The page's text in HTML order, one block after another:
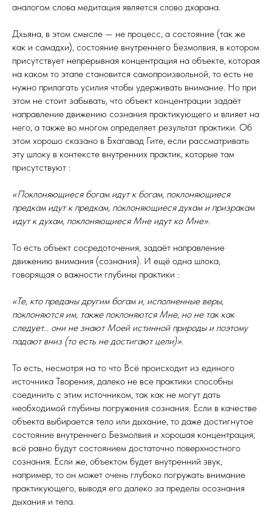
аналогом слова медитация является слово дхарана.
Дхьяна, в этом смысле — не процесс, а состояние (так же
как и самадхи), состояние внутреннего Безмолвия, в котором
присутствует непрерывная концентрация на объекте, которая
на каком то этапе становится самопроизвольной, то есть не
нужно прилагать усилия чтобы удерживать внимание. Но при
этом не стоит забывать, что объект концентрации задаёт
направление движению сознания практикующего и влияет на
него, а также во многом определяет результат практики. Об
этом хорошо сказано в Бхагавад Гите, если рассматривать
эту шлоку в контексте внутренних практик, которые там
присутствуют :
«Поклоняющиеся богам идут к богам, поклоняющиеся
предкам идут к предкам, поклоняющиеся духам и призракам
идут к духам, поклоняющиеся Мне идут ко Мне».
То есть объект сосредоточения, задаёт направление
движению внимания (сознания). И ещё одна шлока,
говорящая о важности глубины практики :
«Те, кто преданы другим богам и, исполненные веры,
поклоняются им, также поклоняются Мне, но не так как
следует... они не знают Моей истинной природы и поэтому
падают вниз (то есть не достигают цели)».
То есть, несмотря на то что Всё происходит из единого
источника Творения, далеко не все практики способны
соединить с этим источником, так как не могут дать
необходимой глубины погружения сознания. Если в качестве
объекта выбирается тело или дыхание, то даже достигнутое
состояние внутреннего Безмолвия и хорошая концентрация,
всё равно будут состоянием достаточно поверхностного
сознания. Если же, объектом будет внутренний звук,
например, то он может очень глубоко погружать внимание
практикующего, выводя его далеко за пределы осознания
дыхания и тела.